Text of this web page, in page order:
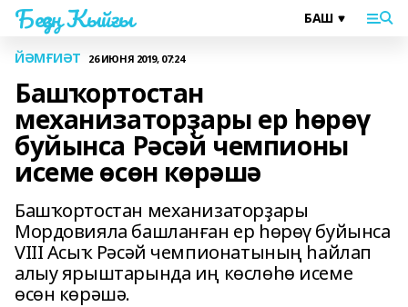
Беҙҙең Ҡыйғы
ЙӘМҒИӘТ 26 ИЮНЯ 2019, 07:24
Башҡортостан
механизаторҙары ер һөрөү
буйынса Рәсәй чемпионы
исеме өсөн көрәшә
Башҡортостан механизаторҙары
Мордовияла башланған ер һөрөү буйынса
VIII Асыҡ Рәсәй чемпионатының һайлап
алыу ярыштарында иң көслөһө исеме
өсөн көрәшә.